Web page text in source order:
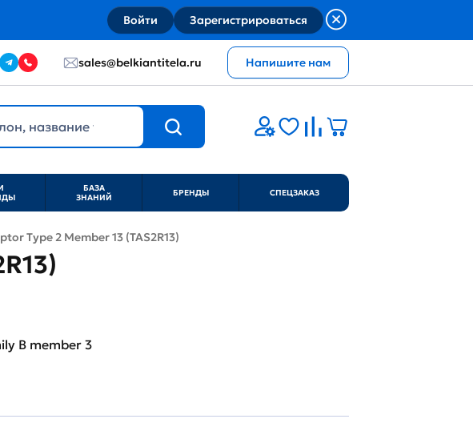
Войти Зарегистрироваться
sales@belkiantitela.ru Напишите нам
БАЗА
ЗНАНИЙ
БРЕНДЫ СПЕЦЗАКАЗ
Type 2 Member 13 (TAS2R13)
B member 3